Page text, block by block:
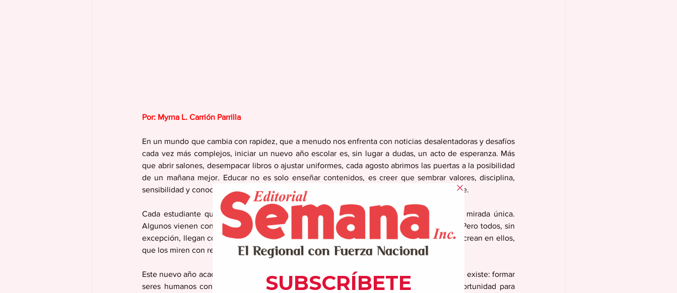
Por: Myrna L. Carrión Parrilla
En un mundo que cambia con rapidez, que a menudo nos enfrenta con noticias desalentadoras y desafíos
cada vez más complejos, iniciar un nuevo año escolar es, sin lugar a dudas, un acto de esperanza. Más
que abrir salones, desempacar libros o ajustar uniformes, cada agosto abrimos las puertas a la posibilidad
de un mañana mejor. Educar no es solo enseñar contenidos, es creer que sembrar valores, disciplina,
sensibilidad y conocimiento hoy, dará frutos mañana. Educar es creer en lo que aún no se ve.
Cada estudiante que llega a nuestras aulas trae consigo una historia, una realidad, una mirada única.
Algunos vienen con alegría y entusiasmo, otros, con temor, inseguridades o hasta apatía. Pero todos, sin
excepción, llegan con una necesidad compartida: la de ser acompañados por adultos que crean en ellos,
que los miren con respeto, que los desafíen y sobre todo, que no se rindan.
Este nuevo año académico nos invita a renovar nuestros votos con la misión más noble que existe: formar
seres humanos con capacidad de pensar, de sentir, de amar, de transformar. Es una oportunidad para